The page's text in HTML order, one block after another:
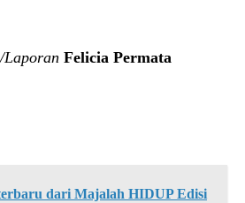
/Laporan Felicia Permata
dari Majalah HIDUP Edisi